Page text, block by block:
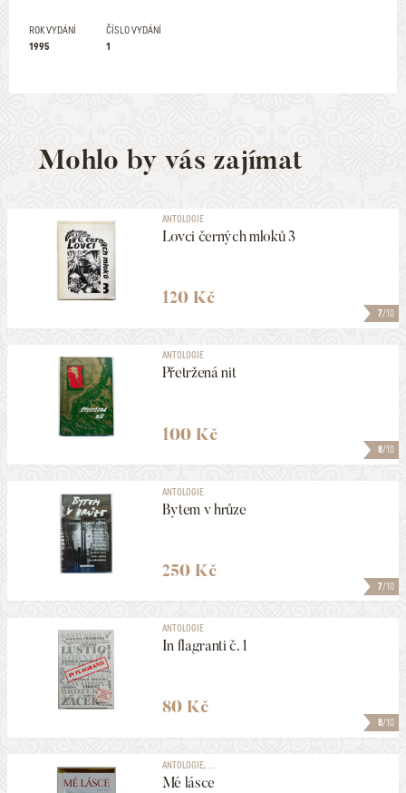
ROK VYDÁNÍ
1995
ČÍSLO VYDÁNÍ
1
Mohlo by vás zajímat
7/10
ANTOLOGIE
Lovci černých mloků 3
120 Kč
8/10
ANTOLOGIE
Přetržená nit
100 Kč
7/10
ANTOLOGIE
Bytem v hrůze
250 Kč
8/10
ANTOLOGIE
In flagranti č. 1
80 Kč
ANTOLOGIE, ...
Mé lásce